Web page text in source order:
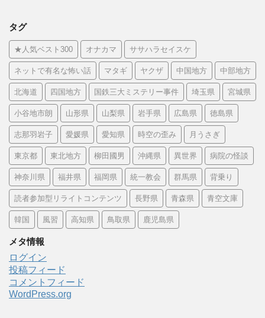
タグ
★人気ベスト300 オナカマ ササハラセイスケ
ネットで有名な怖い話 マタギ ヤクザ 中国地方 中部地方
北海道 四国地方 国鉄三大ミステリー事件 埼玉県 宮城県
小谷地市朗 山形県 山梨県 岩手県 広島県 徳島県
志那羽岩子 愛媛県 愛知県 時空の歪み 月うさぎ
東京都 東北地方 柳田國男 沖縄県 異世界 病院の怪談
神奈川県 福井県 福岡県 統一教会 群馬県 背乗り
読者参加型リライトコンテンツ 長野県 青森県 青空文庫
韓国 風習 高知県 鳥取県 鹿児島県
メタ情報
ログイン
投稿フィード
コメントフィード
WordPress.org